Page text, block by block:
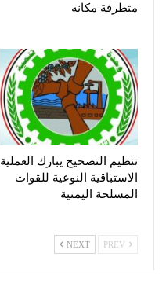
متطرفة مكانه
تنظيم التصحيح يبارك العملية
الاستباقية النوعية للقوات
المسلحة اليمنية
NEXT